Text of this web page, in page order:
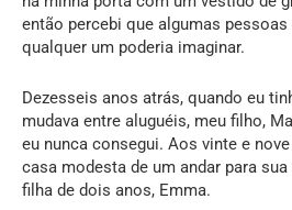
então percebi que algumas
qualquer um poderia imaginar.
Dezesseis anos atrás, quando eu
mudava entre aluguéis, meu filho,
eu nunca consegui. Aos vinte e
casa modesta de um andar para
filha de dois anos, Emma.